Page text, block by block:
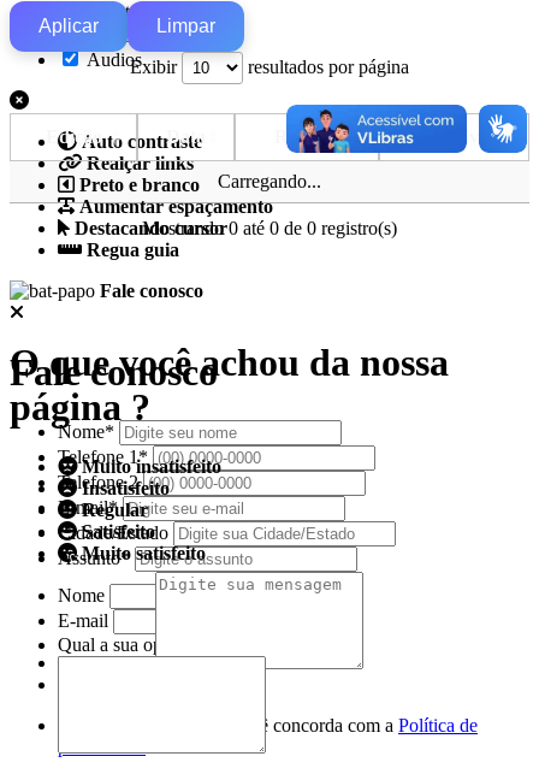
Turistas
Videos
Áudios
Auto contraste
Realçar links
Preto e branco
Aumentar espaçamento
Destacando cursor
Regua guia
Fale conosco
Fale conosco
Nome*
Telefone 1*
Telefone 2
E-mail*
Cidade/Estado
Assunto*
Mensagem*
Ao iniciar um contato, você concorda com a Política de
Aplicar
Limpar
Exibir
resultados por página
Edição Data Resumo
Carregando...
Mostrando 0 até 0 de 0 registro(s)
O que você achou da nossa
página ?
Muito insatisfeito
Insatisfeito
Regular
Satisfeito
Muito satisfeito
Nome
E-mail
Qual a sua opinião sobre nossa página?